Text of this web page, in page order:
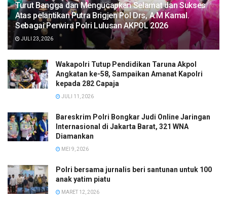
Turut Bangga dan Mengucapkan Selamat dan Sukses
Atas pelantikan Putra Brigjen Pol Drs, A.M Kamal.
Sebagai Perwira Polri Lulusan AKPOL 2026
JULI 23, 2026
Wakapolri Tutup Pendidikan Taruna Akpol
Angkatan ke-58, Sampaikan Amanat Kapolri
kepada 282 Capaja
JULI 11, 2026
Bareskrim Polri Bongkar Judi Online Jaringan
Internasional di Jakarta Barat, 321 WNA
Diamankan
MEI 9, 2026
Polri bersama jurnalis beri santunan untuk 100
anak yatim piatu
MARET 12, 2026